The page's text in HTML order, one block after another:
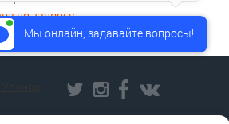
по запросу
Мы онлайн, задавайте вопросы!